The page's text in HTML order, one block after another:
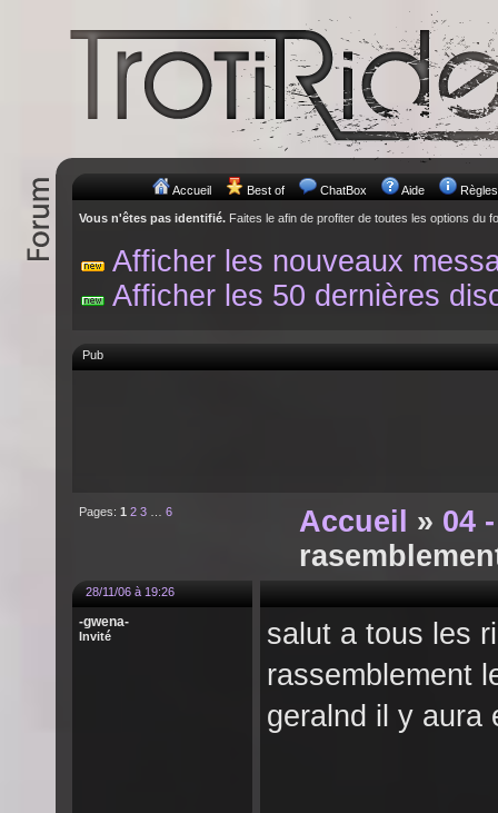
Accueil Best of ChatBox Aide Règles
Vous n'êtes pas identifié. Faites le afin de profiter de toutes les options du
Afficher les nouveaux
Afficher les 50 dernières
Pub
Pages: 1 2 3 6 Accueil » 04
28/11/06 à 19:26
-gwena-
Invité
salut a tous les
rassemblement
geralnd il y